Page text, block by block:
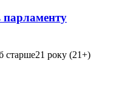
парламенту
старше21 року (21+)